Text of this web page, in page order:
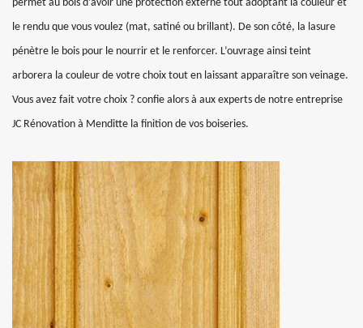
permet au bois d’avoir une protection externe tout adoptant la couleur et
le rendu que vous voulez (mat, satiné ou brillant). De son côté, la lasure
pénètre le bois pour le nourrir et le renforcer. L’ouvrage ainsi teint
arborera la couleur de votre choix tout en laissant apparaître son veinage.
Vous avez fait votre choix ? confie alors à aux experts de notre entreprise
JC Rénovation à Menditte la finition de vos boiseries.